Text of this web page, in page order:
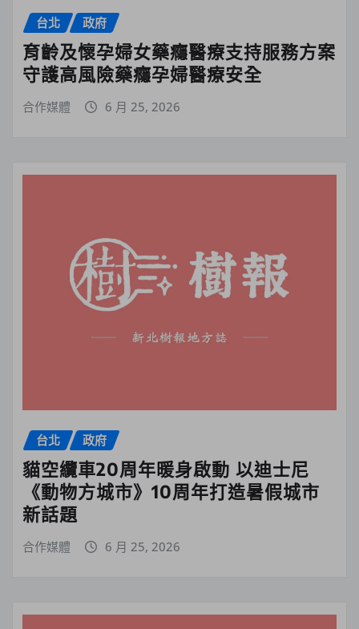
台北 政府
育齡及懷孕婦女藥癮醫療支持服務方案
守護高風險藥癮孕婦醫療安全
合作媒體 6 月 25, 2026
台北 政府
貓空纜車20周年暖身啟動 以迪士尼
《動物方城市》10周年打造暑假城市
新話題
合作媒體 6 月 25, 2026